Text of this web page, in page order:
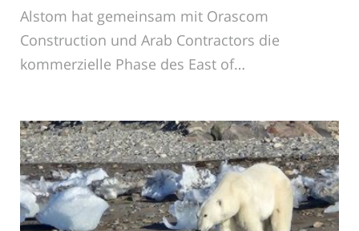
Alstom hat gemeinsam mit Orascom
Construction und Arab Contractors die
kommerzielle Phase des East of…